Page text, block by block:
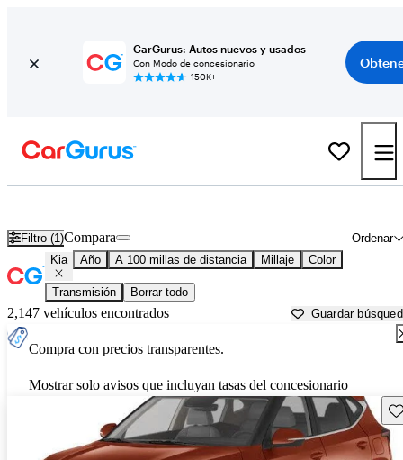
CarGurus: Autos nuevos y usados
Con Modo de concesionario
150K+
Filtro (1) Ordenar
Compara
Kia Año A 100 millas de distancia Millaje Color
Transmisión Borrar todo
2,147 vehículos encontrados Guardar
Compra con precios transparentes.
Mostrar solo avisos que incluyan tasas del concesionario